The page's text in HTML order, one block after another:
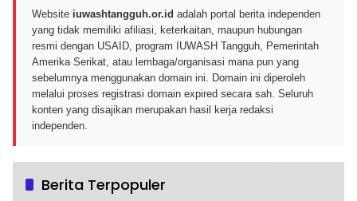
Website iuwashtangguh.or.id adalah portal berita independen
yang tidak memiliki afiliasi, keterkaitan, maupun hubungan
resmi dengan USAID, program IUWASH Tangguh, Pemerintah
Amerika Serikat, atau lembaga/organisasi mana pun yang
sebelumnya menggunakan domain ini. Domain ini diperoleh
melalui proses registrasi domain expired secara sah. Seluruh
konten yang disajikan merupakan hasil kerja redaksi
independen.
Berita Terpopuler